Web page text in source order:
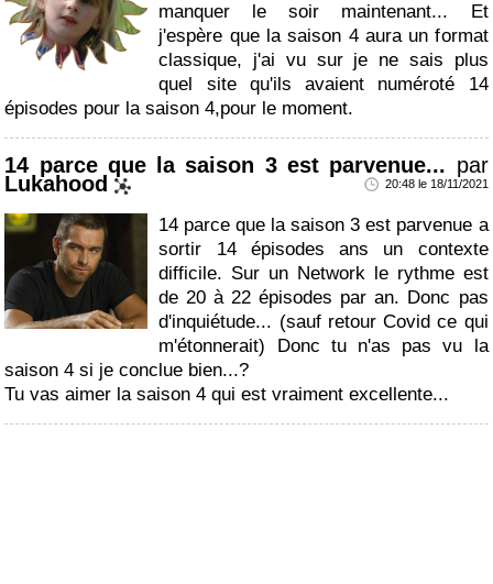
manquer le soir maintenant... Et
j'espère que la saison 4 aura un format
classique, j'ai vu sur je ne sais plus
quel site qu'ils avaient numéroté 14
épisodes pour la saison 4,pour le moment.
14 parce que la saison 3 est parvenue... par
Lukahood 20:48 le 18/11/2021
14 parce que la saison 3 est parvenue a
sortir 14 épisodes ans un contexte
difficile. Sur un Network le rythme est
de 20 à 22 épisodes par an. Donc pas
d'inquiétude... (sauf retour Covid ce qui
m'étonnerait) Donc tu n'as pas vu la
saison 4 si je conclue bien...?
Tu vas aimer la saison 4 qui est vraiment excellente...